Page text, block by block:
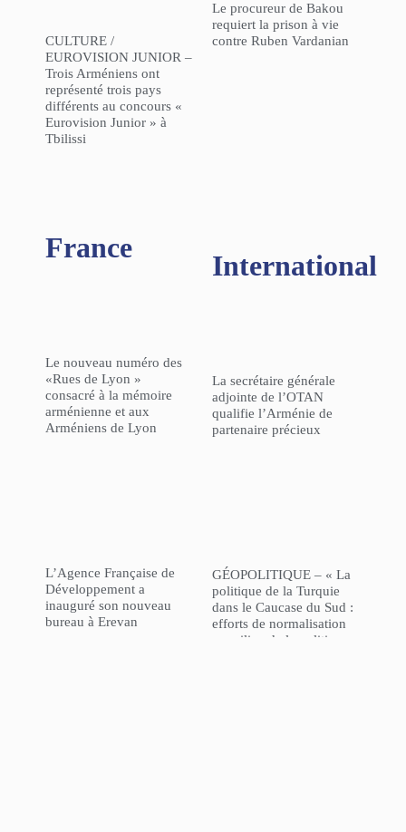
CULTURE /
EUROVISION JUNIOR –
Trois Arméniens ont
représenté trois pays
différents au concours «
Eurovision Junior » à
Tbilissi
Le procureur de Bakou
requiert la prison à vie
contre Ruben Vardanian
France
Le nouveau numéro des
«Rues de Lyon »
consacré à la mémoire
arménienne et aux
Arméniens de Lyon
L’Agence Française de
Développement a
inauguré son nouveau
bureau à Erevan
International
La secrétaire générale
adjointe de l’OTAN
qualifie l’Arménie de
partenaire précieux
GÉOPOLITIQUE – « La
politique de la Turquie
dans le Caucase du Sud :
efforts de normalisation
au milieu de la politique